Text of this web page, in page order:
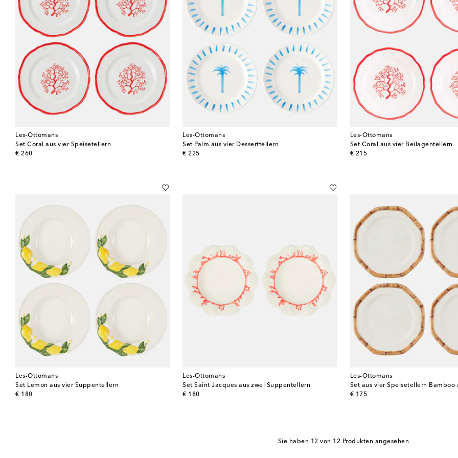
Les-Ottomans
Set Coral aus vier Speisetellern
€ 260
original price
Les-Ottomans
Set Palm aus vier Desserttellern
€ 225
original price
Les-Ottomans
Set Coral aus vier Beilagentellern
€ 215
original price
Les-Ottomans
Set Lemon aus vier Suppentellern
€ 180
original price
Les-Ottomans
Set Saint Jacques aus zwei Suppentellern
€ 180
original price
Les-Ottomans
Set aus vier Speisetellern Bamboo
€ 175
original price
Sie haben 12 von 12 Produkten angesehen